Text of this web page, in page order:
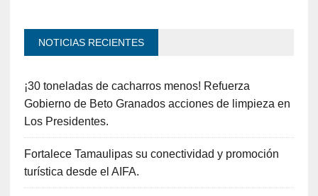
NOTICIAS RECIENTES
¡30 toneladas de cacharros menos! Refuerza
Gobierno de Beto Granados acciones de limpieza en
Los Presidentes.
Fortalece Tamaulipas su conectividad y promoción
turística desde el AIFA.